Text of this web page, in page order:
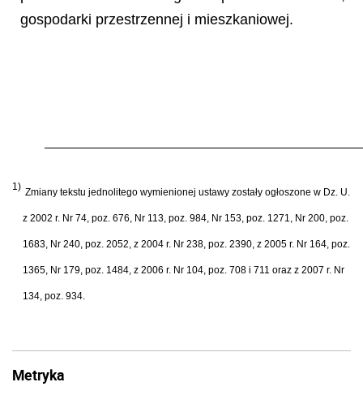
gospodarki przestrzennej i mieszkaniowej.
1) Zmiany tekstu jednolitego wymienionej ustawy zostały ogłoszone w Dz. U.
z 2002 r. Nr 74, poz. 676, Nr 113, poz. 984, Nr 153, poz. 1271, Nr 200, poz.
1683, Nr 240, poz. 2052, z 2004 r. Nr 238, poz. 2390, z 2005 r. Nr 164, poz.
1365, Nr 179, poz. 1484, z 2006 r. Nr 104, poz. 708 i 711 oraz z 2007 r. Nr
134, poz. 934.
Metryka